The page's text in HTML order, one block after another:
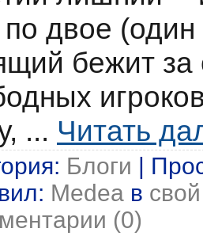
по двое
бежит за
... Читать
Блоги |
Medea в
(0)